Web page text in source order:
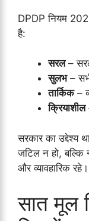
DPDP नियम
है:
सरल–
सुलभ–
तार्किक–
क्रियाशील
सरकार का उद्देश्य
जटिल न हो, बल्कि
और व्यावहारिक रहे।
सात मूल